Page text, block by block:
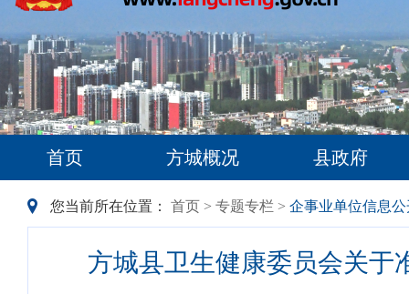
首页 方城概况 县政府
您当前所在位置： 首页 > 专题专栏 > 企事业单位信息公
方城县卫生健康委员会关于